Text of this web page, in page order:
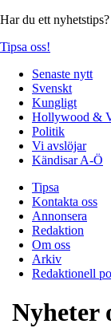
Har du ett nyhetstips?
Tipsa oss!
Senaste nytt
Svenskt
Kungligt
Hollywood &
Politik
Vi avslöjar
Kändisar A-Ö
Tipsa
Kontakta oss
Annonsera
Redaktion
Om oss
Arkiv
Redaktionell
Nyheter